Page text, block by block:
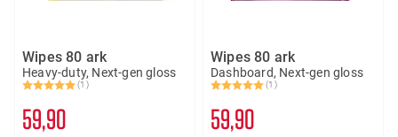
Wipes 80 ark
Heavy-duty, Next-gen gloss
Karakter:
(1)
5.0 av 5 mulige
59 90
Wipes 80 ark
Dashboard, Next-gen gloss
Karakter:
(1)
5.0 av 5 mulige
59 90